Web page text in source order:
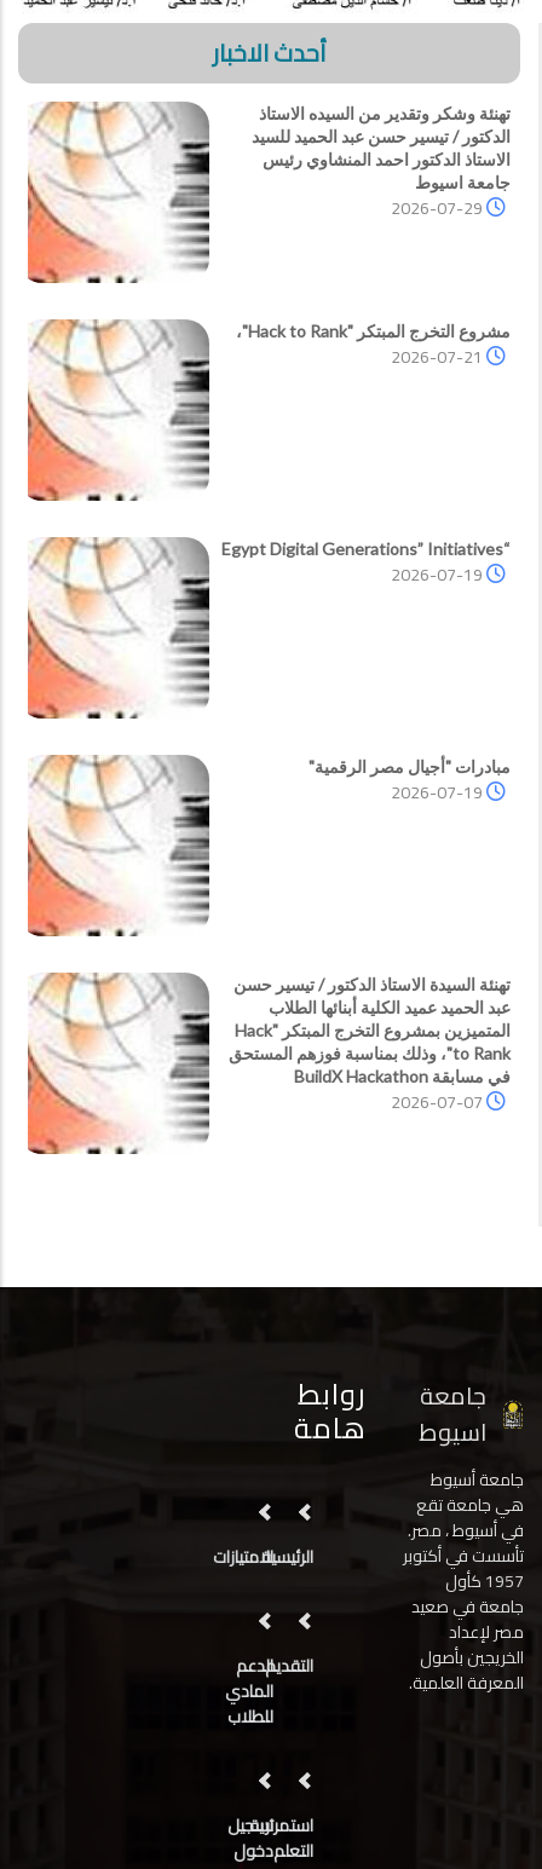
أحدث الاخبار
تهنئة وشكر وتقدير من السيده الاستاذ
الدكتور / تيسير حسن عبد الحميد للسيد
الاستاذ الدكتور احمد المنشاوي رئيس
جامعة اسيوط
2026-07-29
مشروع التخرج المبتكر "Hack to Rank"،
2026-07-21
“Egypt Digital Generations” Initiatives
2026-07-19
مبادرات "أجيال مصر الرقمية"
2026-07-19
تهنئة السيدة الاستاذ الدكتور / تيسير حسن
عبد الحميد عميد الكلية أبنائها الطلاب
المتميزين بمشروع التخرج المبتكر "Hack
to Rank"، وذلك بمناسبة فوزهم المستحق
في مسابقة BuildX Hackathon
2026-07-07
جامعة
اسيوط
جامعة أسيوط
هي جامعة تقع
في أسيوط ، مصر.
تأسست في أكتوبر
1957 كأول
جامعة في صعيد
مصر لإعداد
الخريجين بأصول
المعرفة العلمية.
روابط
هامة
الرئيسيةالامتيازات
التقديمالدعم
المادي
للطلاب
استمرارية
التعلم
تسجيل
دخول